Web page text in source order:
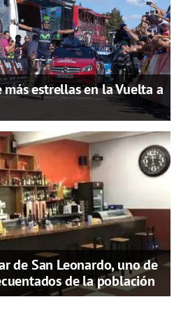
más estrellas en la Vuelta a
de San Leonardo, uno de
de la población